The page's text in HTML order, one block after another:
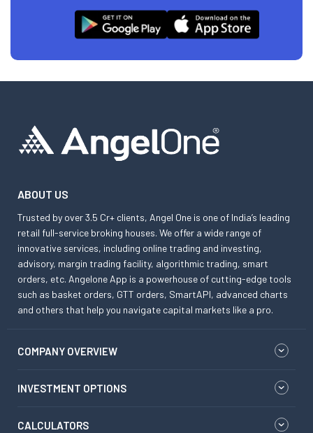
ABOUT US
Trusted by over 3.5 Cr+ clients, Angel One is one of India’s leading
retail full-service broking houses. We offer a wide range of
innovative services, including online trading and investing,
advisory, margin trading facility, algorithmic trading, smart
orders, etc. Angelone App is a powerhouse of cutting-edge tools
such as basket orders, GTT orders, SmartAPI, advanced charts
and others that help you navigate capital markets like a pro.
COMPANY OVERVIEW
INVESTMENT OPTIONS
CALCULATORS